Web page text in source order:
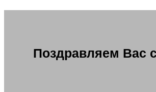
Поздравляем Вас